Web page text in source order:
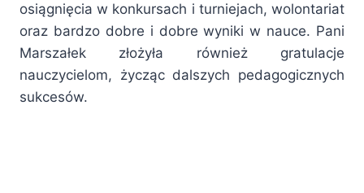
osiągnięcia w konkursach i turniejach, wolontariat
oraz bardzo dobre i dobre wyniki w nauce. Pani
Marszałek złożyła również gratulacje
nauczycielom, życząc dalszych pedagogicznych
sukcesów.